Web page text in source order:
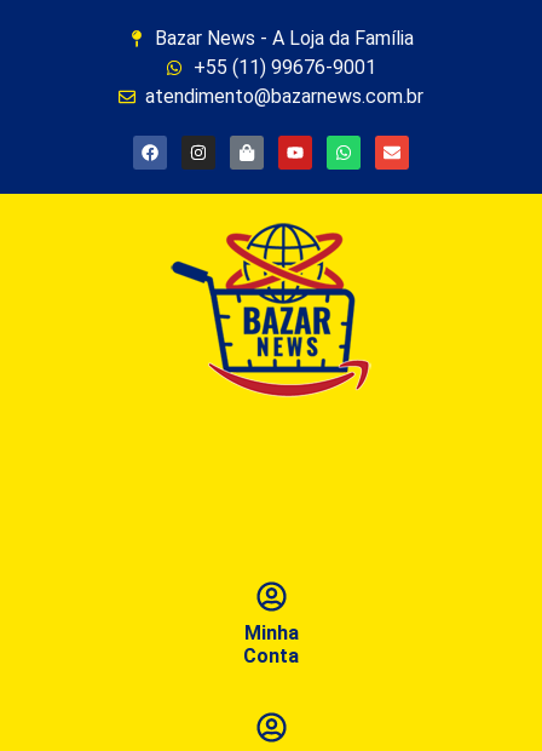
Bazar News - A Loja da Família
+55 (11) 99676-9001
atendimento@bazarnews.com.br
Minha
Conta